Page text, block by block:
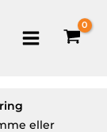
eller